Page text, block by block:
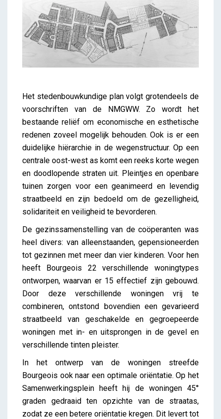
Het stedenbouwkundige plan volgt grotendeels de
voorschriften van de NMGWW. Zo wordt het
bestaande reliëf om economische en esthetische
redenen zoveel mogelijk behouden. Ook is er een
duidelijke hiërarchie in de wegenstructuur. Op een
centrale oost-west as komt een reeks korte wegen
en doodlopende straten uit. Pleintjes en openbare
tuinen zorgen voor een geanimeerd en levendig
straatbeeld en zijn bedoeld om de gezelligheid,
solidariteit en veiligheid te bevorderen.
De gezinssamenstelling van de coöperanten was
heel divers: van alleenstaanden, gepensioneerden
tot gezinnen met meer dan vier kinderen. Voor hen
heeft Bourgeois 22 verschillende woningtypes
ontworpen, waarvan er 15 effectief zijn gebouwd.
Door deze verschillende woningen vrij te
combineren, ontstond bovendien een gevarieerd
straatbeeld van geschakelde en gegroepeerde
woningen met in- en uitsprongen in de gevel en
verschillende tinten pleister.
In het ontwerp van de woningen streefde
Bourgeois ook naar een optimale oriëntatie. Op het
Samenwerkingsplein heeft hij de woningen 45°
graden gedraaid ten opzichte van de straatas,
zodat ze een betere oriëntatie kregen. Dit levert tot